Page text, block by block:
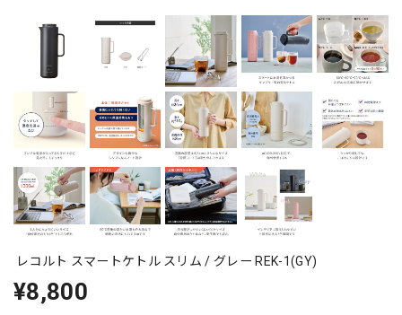
レコルト スマートケトル スリム / グレー REK-1(GY)
¥8,800